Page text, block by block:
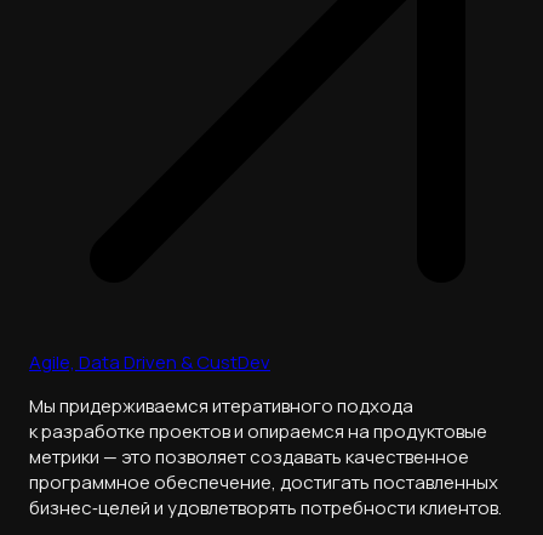
Agile, Data Driven & CustDev
Мы придерживаемся итеративного подхода
к разработке проектов и опираемся на продуктовые
метрики — это позволяет создавать качественное
программное обеспечение, достигать поставленных
бизнес‑целей и удовлетворять потребности клиентов.